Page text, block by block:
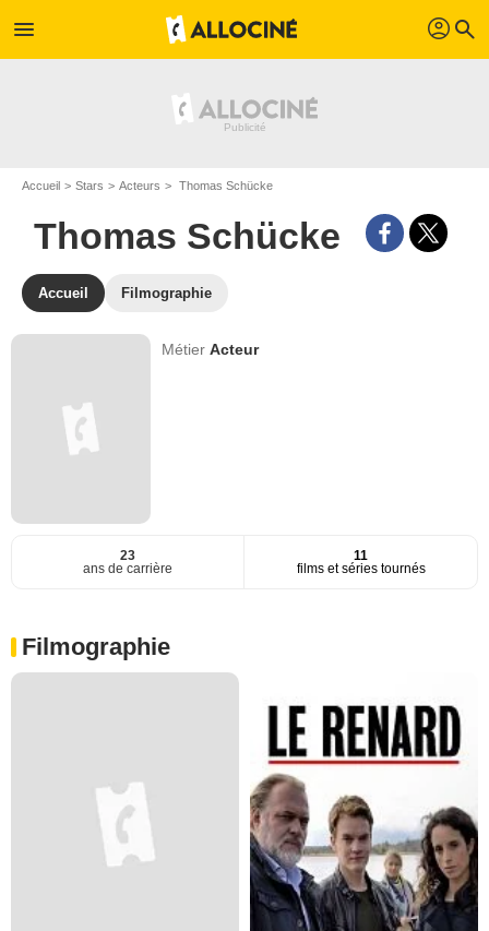
menu profil search
Accueil Stars Acteurs Thomas Schücke
Thomas Schücke
Accueil Filmographie
MétierActeur
23
ans de carrière
11
films et séries tournés
Filmographie